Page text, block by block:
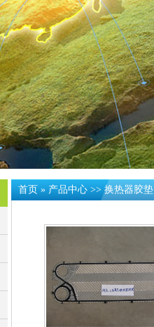
首页 » 产品中心 >> 换热器胶垫